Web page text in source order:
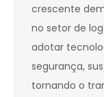
crescente
no setor de
adotar
segurança,
tornando o